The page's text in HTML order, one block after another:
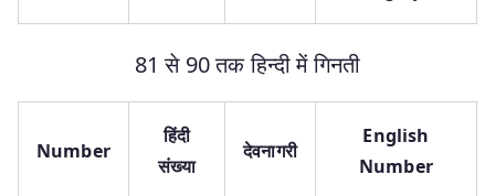
81 से 90 तक हिन्दी में गिनती
Number
हिंदी
संख्या
देवनागरी
English
Number